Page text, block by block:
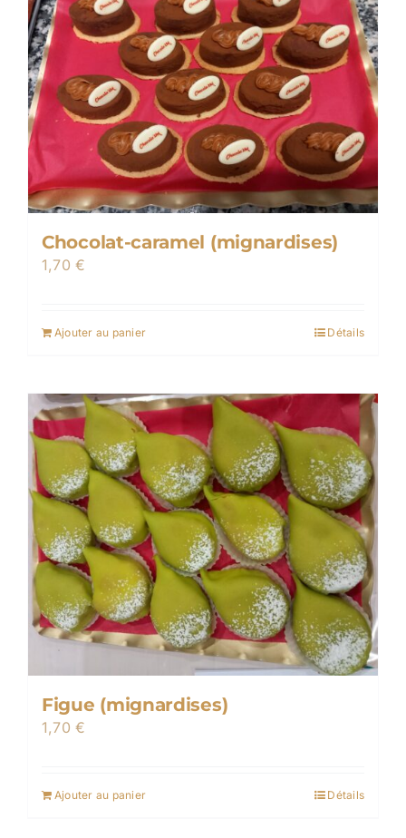
Chocolat-caramel (mignardises)
1,70€
Ajouter au panier Détails
Figue (mignardises)
1,70€
Ajouter au panier Détails